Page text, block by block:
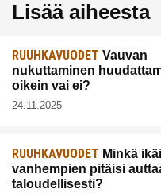
Lisää aiheesta
RUUHKAVUODET Vauvan
nukuttaminen
oikein vai ei?
24.11.2025
RUUHKAVUODET Minkä
vanhempien pitäisi
taloudellisesti?